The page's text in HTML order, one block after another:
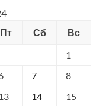
Пт Сб
Вс
1
7
8
13 14
15